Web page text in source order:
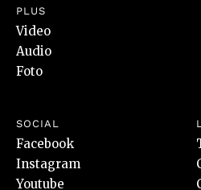
PLUS
Video
Audio
Foto
SOCIAL
Facebook
Instagram
Youtube